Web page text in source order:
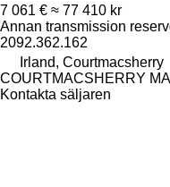
7 061 € ≈ 77 410 kr
Annan transmission
2092.362.162
Irland, Courtmacsherry
COURTMACSHERRY
Kontakta säljaren